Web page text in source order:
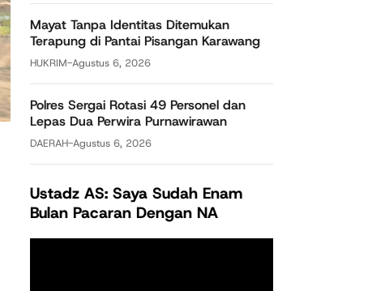
Mayat Tanpa Identitas Ditemukan
Terapung di Pantai Pisangan Karawang
HUKRIM-Agustus 6, 2026
Polres Sergai Rotasi 49 Personel dan
Lepas Dua Perwira Purnawirawan
DAERAH-Agustus 6, 2026
Ustadz AS: Saya Sudah Enam
Bulan Pacaran Dengan NA